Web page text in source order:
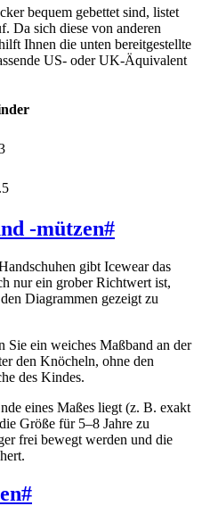
bequem gebettet sind, listet
Da sich diese von anderen
Ihnen die unten bereitgestellte
US- oder UK-Äquivalent
-mützen#
gibt Icewear das
nur ein grober Richtwert ist,
Diagrammen gezeigt zu
Sie ein weiches Maßband an der
den Knöcheln, ohne den
des Kindes.
eines Maßes liegt (z. B. exakt
Größe für 5–8 Jahre zu
frei bewegt werden und die
#